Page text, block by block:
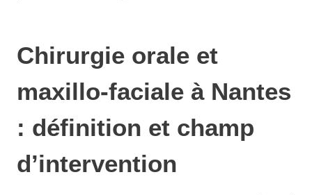
Chirurgie orale et
maxillo-faciale à Nantes
: définition et champ
d’intervention